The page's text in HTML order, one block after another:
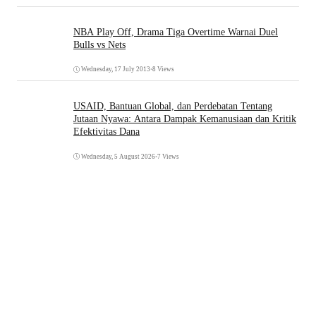
NBA Play Off, Drama Tiga Overtime Warnai Duel
Bulls vs Nets
Wednesday, 17 July 2013 •8 Views
USAID, Bantuan Global, dan Perdebatan Tentang
Jutaan Nyawa: Antara Dampak Kemanusiaan dan Kritik
Efektivitas Dana
Wednesday, 5 August 2026•7 Views